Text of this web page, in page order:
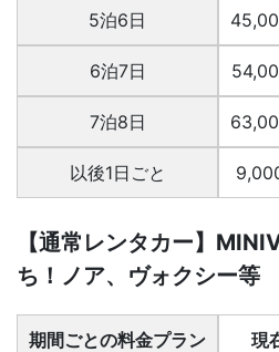
5泊6日
6泊7日
7泊8日
以後1日ごと
【通常レンタカー】
ち！ノア、ヴォクシー等
期間ごとの料金プラン 現